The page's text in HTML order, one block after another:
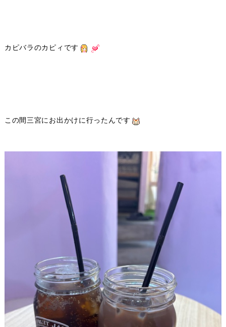
カピバラのカピィです
この間三宮にお出かけに行ったんです